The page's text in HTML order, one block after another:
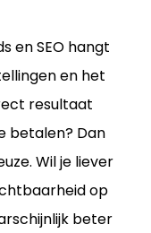
en SEO hangt
en het
resultaat
betalen? Dan
Wil je liever
op
beter